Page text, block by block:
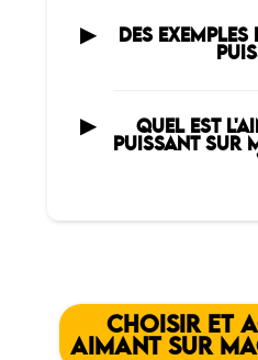
DES
QUEL EST
PUISSANT SUR
CHOISIR ET
AIMANT SUR